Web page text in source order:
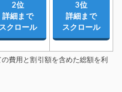
2位
詳細まで
スクロール
3位
詳細まで
スクロール
費用と割引額を含めた総額を利